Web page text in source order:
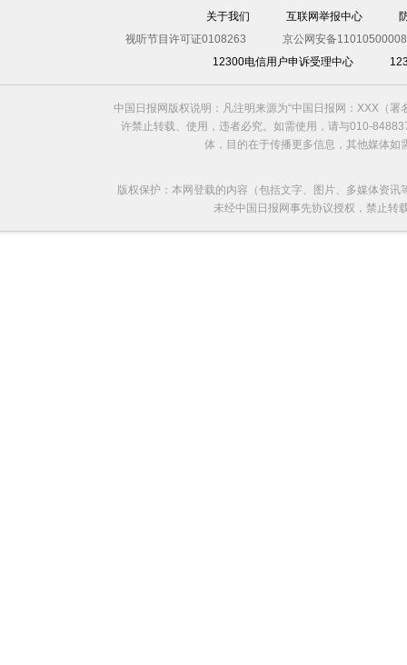
关于我们 互联网举报中心
视听节目许可证0108263
京公网安备
12300电信用户申诉受理中心
中国日报网版权说明：凡注明来源为“中国日报网：XXX（
许禁止转载、使用，违者必究。如需使用，请与010-
体，目的在于传播更多信息，其他媒体
版权保护：本网登载的内容（包括文字、图片、多媒体资
未经中国日报网事先协议授权，禁止转